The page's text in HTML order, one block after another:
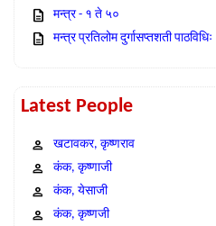
मन्त्र - १ ते ५०
मन्त्र प्रतिलोम दुर्गासप्तशती पाठविधिः
Latest People
खटावकर, कृष्णराव
कंक, कृष्णाजी
कंक, येसाजी
कंक, कृष्णजी